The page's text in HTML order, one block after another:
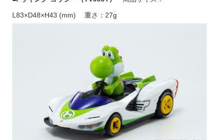
L83×D48×H43 (mm) 重さ：27g